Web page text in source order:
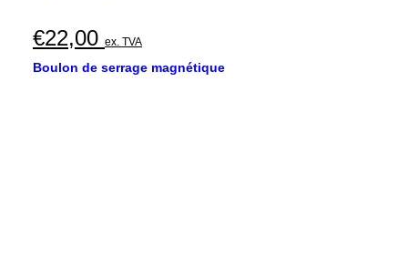
€22,00 ex. TVA
Boulon de serrage magnétique